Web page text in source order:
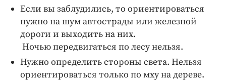
Если вы заблудились, то ориентироваться
нужно на шум автострады или железной
дороги и выходить на них.
Ночью передвигаться по лесу нельзя.
Нужно определить стороны света. Нельзя
ориентироваться только по мху на дереве.